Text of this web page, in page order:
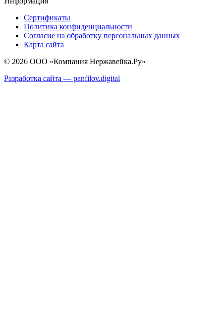
Сертификаты
Политика конфиденциальности
Согласие на обработку персональных данных
Карта сайта
© 2026 ООО «Компания Нержавейка.Ру»
Разработка сайта — panfilov.digital